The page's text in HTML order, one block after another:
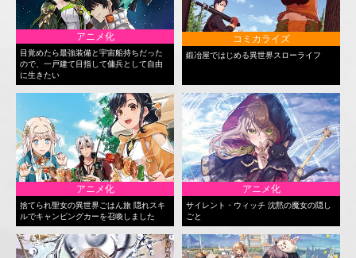
アニメ化
目覚めたら最強装備と宇宙船持ちだった
ので、一戸建て目指して傭兵として自由
に生きたい
コミカライズ
鍛冶屋ではじめる異世界スローライフ
アニメ化
捨てられ聖女の異世界ごはん旅 隠れスキ
ルでキャンピングカーを召喚しました
アニメ化
サイレント・ウィッチ 沈黙の魔女の隠し
ごと